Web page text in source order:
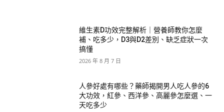
維生素D功效完整解析｜營養師教你怎麼
補、吃多少，D3與D2差別、缺乏症狀一次
搞懂
2026 年 8 月 7 日
人參好處有哪些？藥師揭開男人吃人參的6
大功效，紅參、西洋參、高麗參怎麼選、一
天吃多少